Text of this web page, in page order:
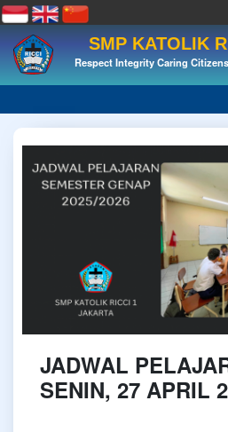
SMP KATOLIK
Respect Integrity Caring
JADWAL
SENIN, 27 APRIL